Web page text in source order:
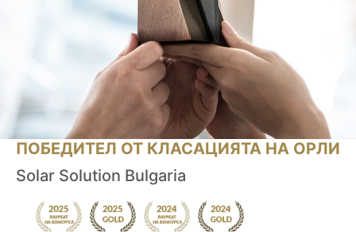
ПОБЕДИТЕЛ ОТ КЛАСАЦИЯТА НА ОРЛИ
Solar Solution Bulgaria